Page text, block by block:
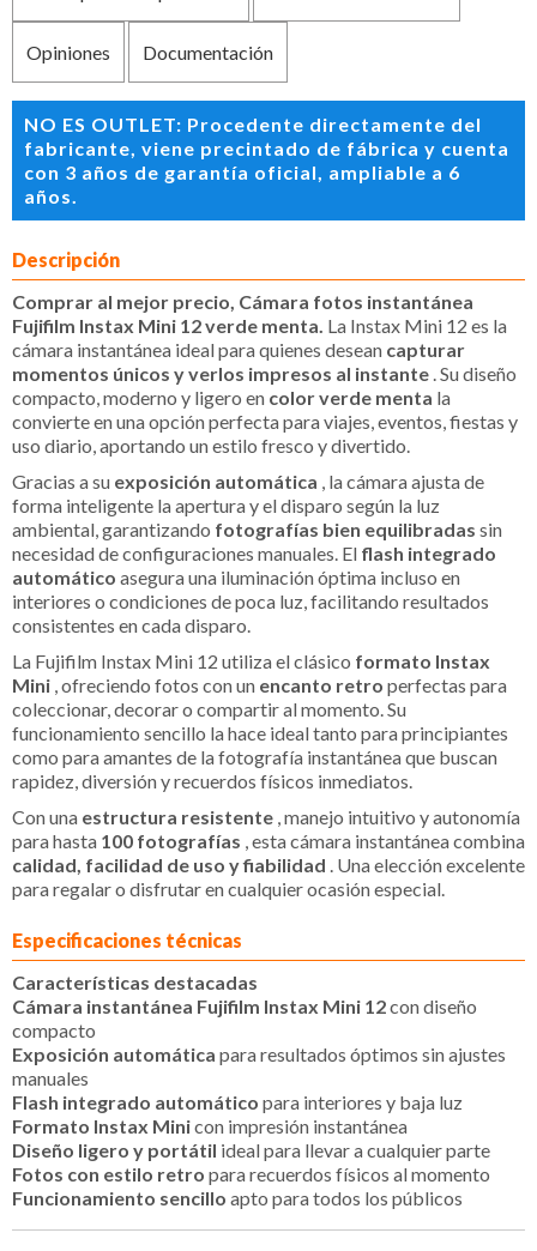
Opiniones Documentación
NO ES OUTLET: Procedente directamente del
fabricante, viene precintado de fábrica y cuenta
con 3 años de garantía oficial, ampliable a 6
años.
Descripción
Comprar al mejor precio, Cámara fotos instantánea
Fujifilm Instax Mini 12 verde menta. La Instax Mini 12 es la
cámara instantánea ideal para quienes desean capturar
momentos únicos y verlos impresos al instante . Su diseño
compacto, moderno y ligero en color verde menta la
convierte en una opción perfecta para viajes, eventos, fiestas y
uso diario, aportando un estilo fresco y divertido.
Gracias a su exposición automática , la cámara ajusta de
forma inteligente la apertura y el disparo según la luz
ambiental, garantizando fotografías bien equilibradas sin
necesidad de configuraciones manuales. El flash integrado
automático asegura una iluminación óptima incluso en
interiores o condiciones de poca luz, facilitando resultados
consistentes en cada disparo.
La Fujifilm Instax Mini 12 utiliza el clásico formato Instax
Mini , ofreciendo fotos con un encanto retro perfectas para
coleccionar, decorar o compartir al momento. Su
funcionamiento sencillo la hace ideal tanto para principiantes
como para amantes de la fotografía instantánea que buscan
rapidez, diversión y recuerdos físicos inmediatos.
Con una estructura resistente , manejo intuitivo y autonomía
para hasta 100 fotografías , esta cámara instantánea combina
calidad, facilidad de uso y fiabilidad . Una elección excelente
para regalar o disfrutar en cualquier ocasión especial.
Especificaciones técnicas
Características destacadas
Cámara instantánea Fujifilm Instax Mini 12con diseño
compacto
Exposición automática para resultados óptimos sin ajustes
manuales
Flash integrado automático para interiores y baja luz
Formato Instax Minicon impresión instantánea
Diseño ligero y portátil ideal para llevar a cualquier parte
Fotos con estilo retro para recuerdos físicos al momento
Funcionamiento sencillo apto para todos los públicos